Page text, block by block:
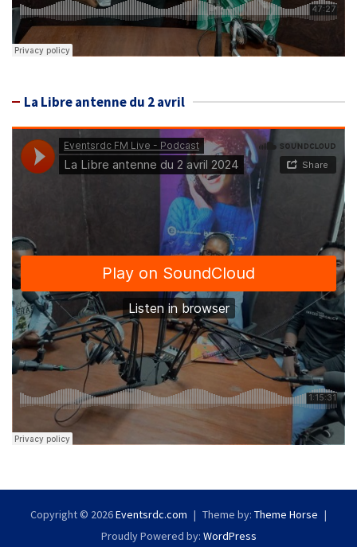
La Libre antenne du 2 avril
Copyright © 2026Eventsrdc.com Theme by: Theme Horse
Proudly Powered by: WordPress